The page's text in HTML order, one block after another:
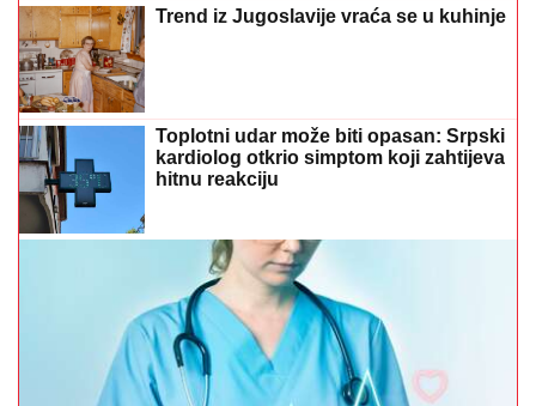
Trend iz Jugoslavije vraća se u kuhinje
Toplotni udar može biti opasan: Srpski
kardiolog otkrio simptom koji zahtijeva
hitnu reakciju